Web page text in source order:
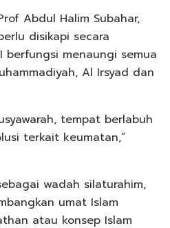
Abdul Halim Subahar,
disikapi secara
berfungsi menaungi semua
Al Irsyad dan
tempat berlabuh
terkait keumatan,”
wadah silaturahim,
umat Islam
atau konsep Islam